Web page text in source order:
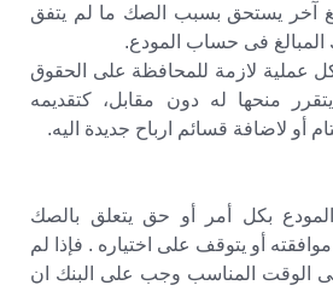
آخر يستحق بسبب الصك ما لم يتفق
المبالغ فى حساب المودع.
عملية لازمة للمحافظة على الحقوق
منحها له دون مقابل، كتقديمه
أو لاضافة قسائم ارباح جديدة اليه.
بكل أمر أو حق يتعلق بالصك
أو يتوقف على اختياره . فإذا لم
الوقت المناسب وجب على البنك ان